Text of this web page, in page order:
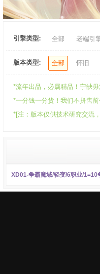
引擎类型: 全部 老端引
版本类型: 全部 怀旧
*流年出品，必属精品！宁缺
*一分钱一分货！我们不拼售
*[注：版本仅供技术研究交流
XD01-争霸魔域/轻变/6职业/1=10